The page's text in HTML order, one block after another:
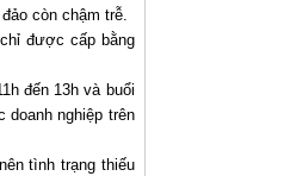
còn chậm trễ.
được cấp bằng
đến 13h và buổi
doanh nghiệp trên
tình trạng thiếu